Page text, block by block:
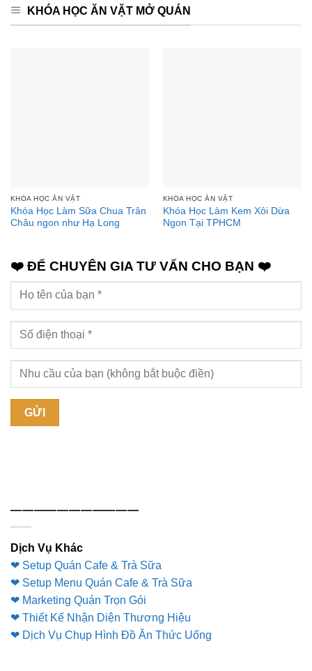
KHÓA HỌC ĂN VẶT MỞ QUÁN
KHÓA HỌC ĂN VẶT
Khóa Học Làm Sữa Chua Trân
Châu ngon như Hạ Long
KHÓA HỌC ĂN VẶT
Khóa Học Làm Kem Xôi Dừa
Ngon Tại TPHCM
❤️ ĐỂ CHUYÊN GIA TƯ VẤN CHO BẠN ❤️
———————————
Dịch Vụ Khác
❤ Setup Quán Cafe & Trà Sữa
❤ Setup Menu Quán Cafe & Trà Sữa
❤ Marketing Quán Trọn Gói
❤ Thiết Kế Nhận Diện Thương Hiệu
❤ Dịch Vụ Chụp Hình Đồ Ăn Thức Uống